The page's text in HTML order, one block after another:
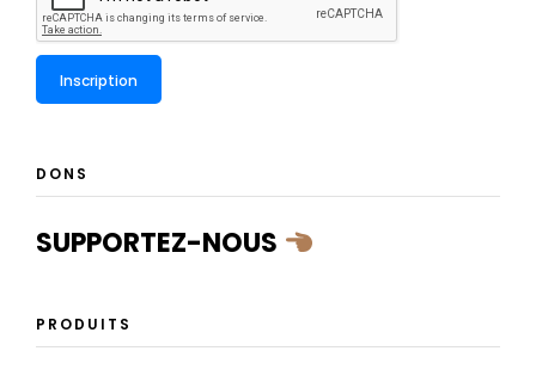
DONS
SUPPORTEZ-NOUS
PRODUITS